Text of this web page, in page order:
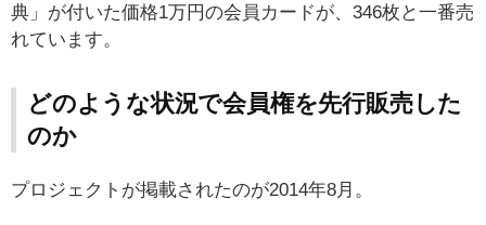
典」が付いた価格1万円の会員カードが、346枚と一番売
れています。
どのような状況で会員権を先行販売した
のか
プロジェクトが掲載されたのが2014年8月。